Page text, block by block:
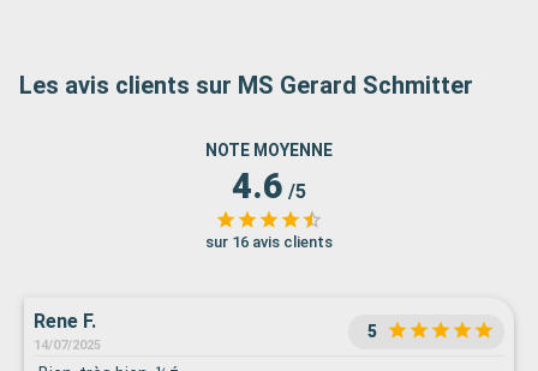
Les avis clients sur MS Gerard Schmitter
NOTE MOYENNE
4.6 /5
sur 16 avis clients
Rene F.
14/07/2025
5